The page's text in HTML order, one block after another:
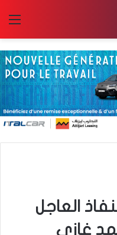
النفاذ العاجل
غازي